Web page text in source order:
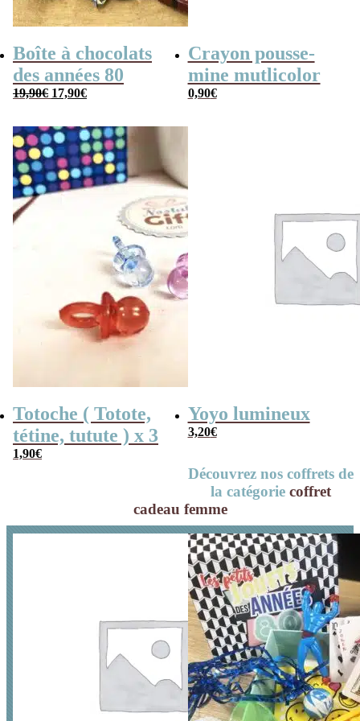
Boîte à chocolats
des années 80
19,90€ Le
prix
19,90€.
17,90€Le
prix
17,90€.
Crayon pousse-
mine mutlicolor
0,90€
Totoche ( Totote,
tétine, tutute ) x 3
1,90€
Yoyo lumineux
3,20€
Découvrez nos coffrets de
la catégorie coffret
cadeau femme